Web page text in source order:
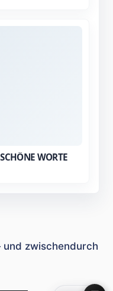
WORTE
zwischendurch